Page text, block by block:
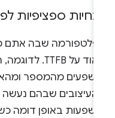
ספציפיות
שבה אתם
מהמספר
שבהם נעשה
באופן דומה